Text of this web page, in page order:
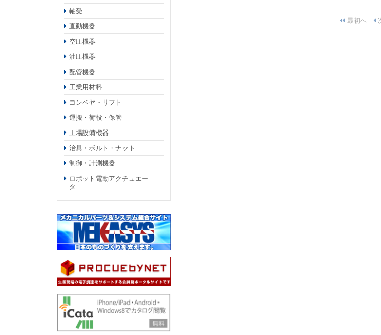
軸受
直動機器
空圧機器
油圧機器
配管機器
工業用材料
コンベヤ・リフト
運搬・荷役・保管
工場設備機器
治具・ボルト・ナット
制御・計測機器
ロボット電動アクチュエー
タ